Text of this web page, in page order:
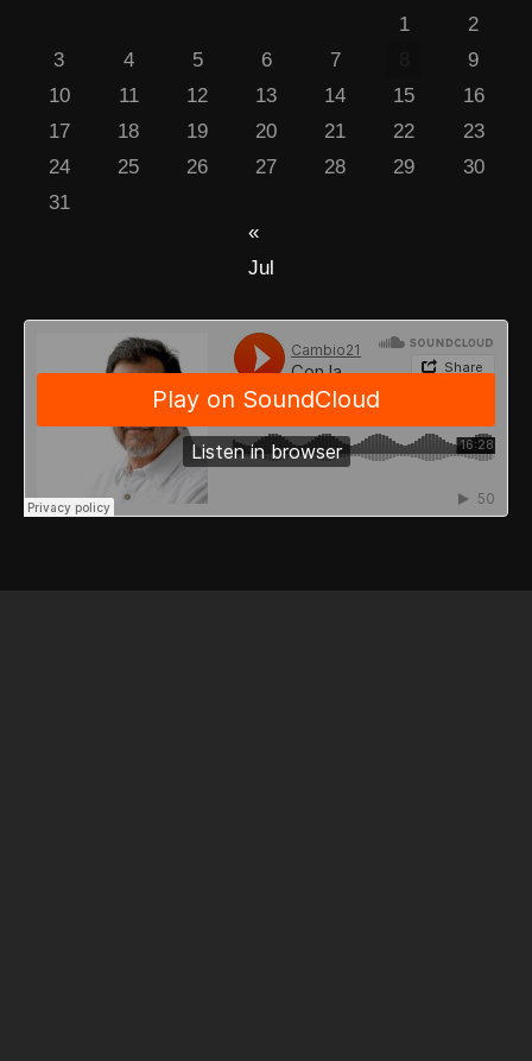
1
2
3
4 5 6 7
9
10
11 12 13 14 15
16
17
18 19 20 21 22
23
24
25 26 27 28 29
30
31
«
Jul